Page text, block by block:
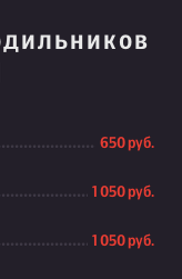
650 руб.
1 050 руб.
1 050 руб.